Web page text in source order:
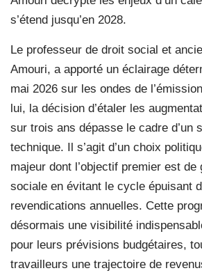
s’étend jusqu’en 2028.
Le professeur de droit social et
Amouri, a apporté un éclairage
mai 2026 sur les ondes de
lui, la décision d’étaler les
sur trois ans dépasse le cadre d’un
technique. Il s’agit d’un choix
majeur dont l’objectif premier est de
sociale en évitant le cycle épuisant
revendications annuelles. Cette
désormais une visibilité
pour leurs prévisions budgétaires,
travailleurs une trajectoire de